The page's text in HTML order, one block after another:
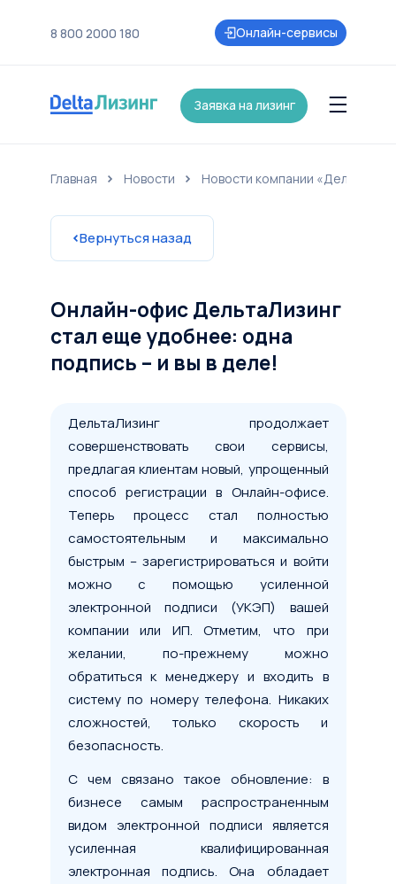
8 800 2000 180 Онлайн-сервисы
Заявка на лизинг
КонтактыСтрахованиеКарьераАкции и партнеры
Главная Новости Новости компании
Онлайн-офис ДельтаЛизинг
стал еще удобнее: одна
подпись – и вы в деле!
Вернуться назад
ДельтаЛизинг продолжает
совершенствовать свои сервисы,
предлагая клиентам новый, упрощенный
способ регистрации в Онлайн-офисе.
Теперь процесс стал полностью
самостоятельным и максимально
быстрым – зарегистрироваться и войти
можно с помощью усиленной
электронной подписи (УКЭП) вашей
компании или ИП. Отметим, что при
желании, по-прежнему можно
обратиться к менеджеру и входить в
систему по номеру телефона. Никаких
сложностей, только скорость и
безопасность.
С чем связано такое обновление: в
бизнесе самым распространенным
видом электронной подписи является
усиленная квалифицированная
электронная подпись. Она обладает